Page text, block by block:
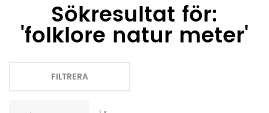
Sökresultat för:
'folklore natur meter'
FILTRERA